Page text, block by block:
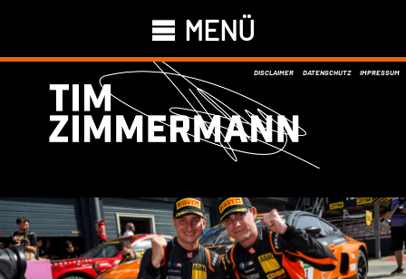
MENÜ
DISCLAIMER DATENSCHUTZ IMPRESSUM